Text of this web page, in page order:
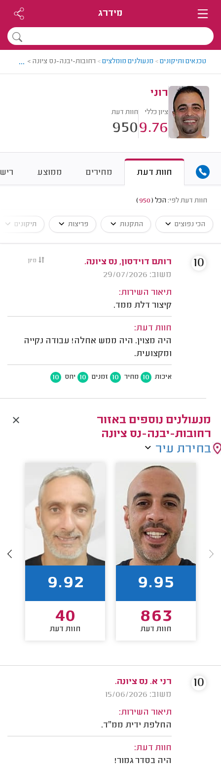
מידרג
טכנאים ותיקונים> מנעולנים מומלצים> רחובות-יבנה-נס ציונה > מנעולן
...
רוני
ציון כללי
9.76
חוות דעת
950
חוות דעת מחירים ממוצע
חוות דעת לפי: הכל (
950
)
הכי נפוצים התקנות פריצות תיקונים
מיון
רותם דוידסון, נס ציונה.
משוב: 29/07/2026
תיאור השירות:
קיצור דלת ממד.
חוות דעת:
היה מצוין. היה ממש אחלה! עבודה נקייה
ומקצועית.
איכות 10 מחיר 10 זמנים 10 יחס 10
10
מנעולנים נוספים באזור
רחובות-יבנה-נס ציונה
בחירת עיר
9.95
863
חוות דעת
9.92
40
חוות דעת
רני א. נס ציונה.
משוב: 15/06/2026
תיאור השירות:
החלפת ידית ממ״ד.
חוות דעת:
היה בסדר גמור!
10